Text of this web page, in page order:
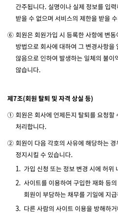
간주됩니다. 실명이나 실제 정보를 입
받을 수 없으며 서비스의 제한을 받을
⑥ 회원은 회원가입 시 등록한 사항에 변
방법으로 회사에 대하여 그 변경사항
않음으로 인하여 발생하는 일체의 불이
않습니다.
제7조(회원 탈퇴 및 자격 상실 등)
① 회원은 회사에 언제든지 탈퇴를 요청
처리합니다.
② 회원이 다음 각호의 사유에 해당하는
정지시킬 수 있습니다.
1. 가입 신청 또는 정보 변경 시에 허위
2. 사이트를 이용하여 구입한 재화 등
회원이 부담하는 채무를 기일에 지
3. 다른 사람의 사이트 이용을 방해하